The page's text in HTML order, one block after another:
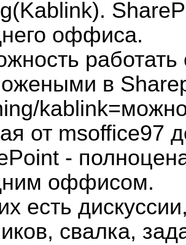
оффиса.
в
от msoffice97
-
оффисом.
есть
свалка,